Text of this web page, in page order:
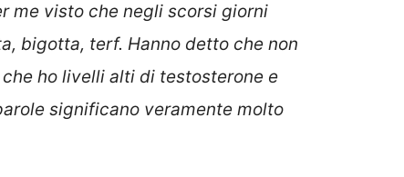
me visto che negli scorsi giorni
bigotta, terf. Hanno detto che non
ho livelli alti di testosterone e
significano veramente molto